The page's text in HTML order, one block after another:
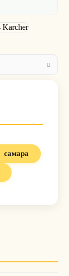
самара